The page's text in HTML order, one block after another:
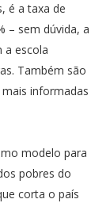
é a taxa de
– sem dúvida, a
a escola
Também são
informadas
modelo para
pobres do
corta o país